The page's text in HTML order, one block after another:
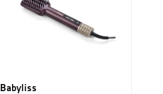
Babyliss